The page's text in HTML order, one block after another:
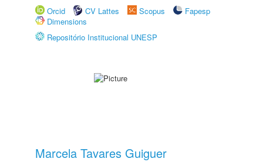
Orcid
CV Lattes Scopus
Fapesp
Dimensions
Repositório Institucional UNESP
Marcela Tavares Guiguer